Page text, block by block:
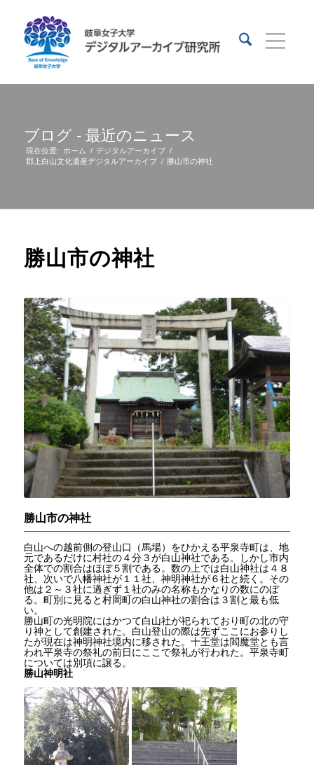
ブログ - 最近のニュース
現在位置: ホーム / デジタルアーカイブ /
郡上白山文化遺産デジタルアーカイブ / 勝山市の神社
勝山市の神社
勝山市の神社
白山への越前側の登山口（馬場）をひかえる平泉寺町は、地
元であるだけに村社の４分３が白山神社である。しかし市内
全体での割合はほぼ５割である。数の上では白山神社は４８
社、次いで八幡神社が１１社、神明神社が６社と続く。その
他は２～３社に過ぎず１社のみの名称もかなりの数にのぼ
る。町別に見ると村岡町の白山神社の割合は３割と最も低
い。
勝山町の光明院にはかつて白山社が祀られており町の北の守
り神として創建された。白山登山の際は先ずここにお参りし
たが現在は神明神社境内に移された。十王堂は閻魔堂とも言
われ平泉寺の祭礼の前日にここで祭礼が行われた。平泉寺町
については別項に譲る。
勝山神明社